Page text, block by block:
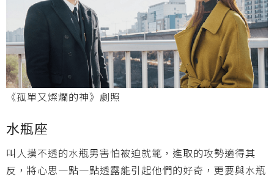
《孤單又燦爛的神》劇照
水瓶座
叫人摸不透的水瓶男害怕被迫就範，進取的攻勢適得其
反，將心思一點一點透露能引起他們的好奇，更要與水瓶